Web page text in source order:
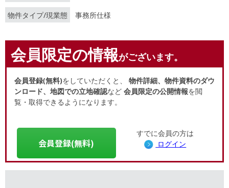
物件タイプ/現業態 事務所仕様
会員限定の情報がございます。
会員登録(無料)をしていただくと、 物件詳細、物件資料のダウ
ンロード、地図での立地確認など 会員限定の公開情報を閲
覧・取得できるようになります。
会員登録(無料)
すでに会員の方は
ログイン